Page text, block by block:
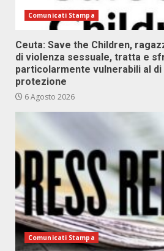
Comunicati Stampa
Ceuta: Save the Children,
di violenza sessuale, tratta e
particolarmente vulnerabili al
protezione
6 Agosto 2026
Comunicati Stampa